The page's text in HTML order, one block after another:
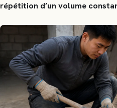
répétition d’un volume